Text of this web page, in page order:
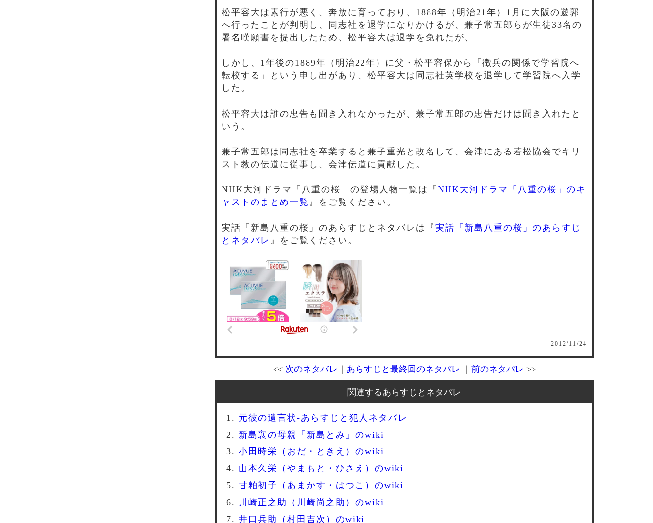
松平容大は素行が悪く、奔放に育っており、1888年（明治21年）1月に大阪の遊郭
へ行ったことが判明し、同志社を退学になりかけるが、兼子常五郎らが生徒33名の
署名嘆願書を提出したため、松平容大は退学を免れたが、
しかし、1年後の1889年（明治22年）に父・松平容保から「徴兵の関係で学習院へ
転校する」という申し出があり、松平容大は同志社英学校を退学して学習院へ入学
した。
松平容大は誰の忠告も聞き入れなかったが、兼子常五郎の忠告だけは聞き入れたと
いう。
兼子常五郎は同志社を卒業すると兼子重光と改名して、会津にある若松協会でキリ
スト教の伝道に従事し、会津伝道に貢献した。
NHK大河ドラマ「八重の桜」の登場人物一覧は『 NHK大河ドラマ「八重の桜」のキ
ャストのまとめ一覧 』をご覧ください。
実話「新島八重の桜」のあらすじとネタバレは『 実話「新島八重の桜」のあらすじ
とネタバレ 』をご覧ください。
2012/11/24
<< 次のネタバレ ｜ あらすじと最終回のネタバレ ｜ 前のネタバレ >>
関連するあらすじとネタバレ
元彼の遺言状-あらすじと犯人ネタバレ
新島襄の母親「新島とみ」のwiki
小田時栄（おだ・ときえ）のwiki
山本久栄（やまもと・ひさえ）のwiki
甘粕初子（あまかす・はつこ）のwiki
川崎正之助（川崎尚之助）のwiki
井口兵助（村田吉次）のwiki